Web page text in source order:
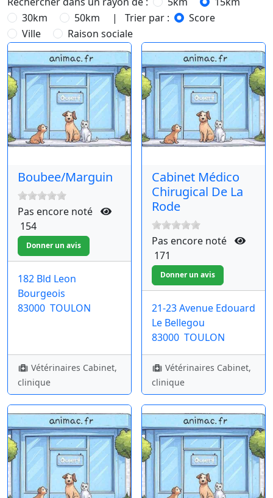
30km
50km | Trier par :
Score
Ville
Raison sociale
Boubee/Marguin
Pas encore noté
154
182 Bld Leon
Bourgeois
83000 TOULON
Vétérinaires Cabinet,
clinique
Cabinet Médico
Chirugical De La
Rode
Pas encore noté
171
21-23 Avenue Edouard
Le Bellegou
83000 TOULON
Vétérinaires Cabinet,
clinique